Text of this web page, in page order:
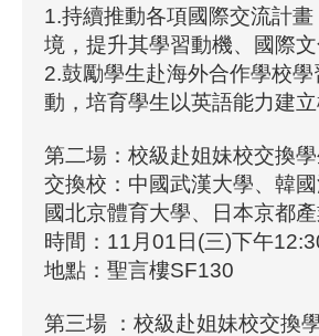
1.持續推動各項國際交流計
境，提升其學習動機、國際
2.鼓勵學生赴海外合作學校
動，培育學生以英語能力建
第二場：校級赴姐妹校交換
交換校：中國武漢大學、韓
國北京體育大學、日本京都
時間：11月01日(三)下午
地點：聖言樓SF130
第三場 ：校級赴姐妹校交換